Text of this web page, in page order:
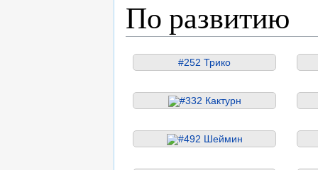
По развитию
#252 Трико
#332 Кактурн
#492 Шеймин